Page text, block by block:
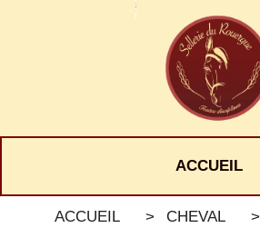
ACCUEIL
ACCUEIL CHEVAL
Panneau de gestion des cookies